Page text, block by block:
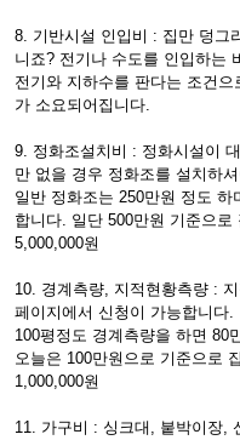
8. 기반시설 인입비 : 집만 덩그
니죠? 전기나 수도를 인입하는
전기와 지하수를 판다는 조건
가 소요되어집니다.
9. 정화조설치비 : 정화시설이
만 없을 경우 정화조를 설치하
일반 정화조는 250만원 정도
합니다. 일단 500만원 기준으로
5,000,000원
10. 경계측량, 지적현황측량 :
페이지에서 신청이 가능합니다.
100평정도 경계측량을 하면 80
오늘은 100만원으로 기준으로
1,000,000원
11. 가구비 : 싱크대, 붙박이장,